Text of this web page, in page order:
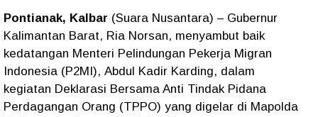
Pontianak, Kalbar (Suara Nusantara) – Gubernur
Kalimantan Barat, Ria Norsan, menyambut baik
kedatangan Menteri Pelindungan Pekerja Migran
Indonesia (P2MI), Abdul Kadir Karding, dalam
kegiatan Deklarasi Bersama Anti Tindak Pidana
Perdagangan Orang (TPPO) yang digelar di Mapolda